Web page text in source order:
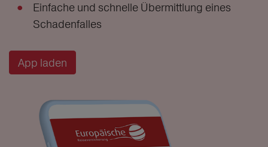
Einfache und schnelle Übermittlung eines
Schadenfalles
App laden